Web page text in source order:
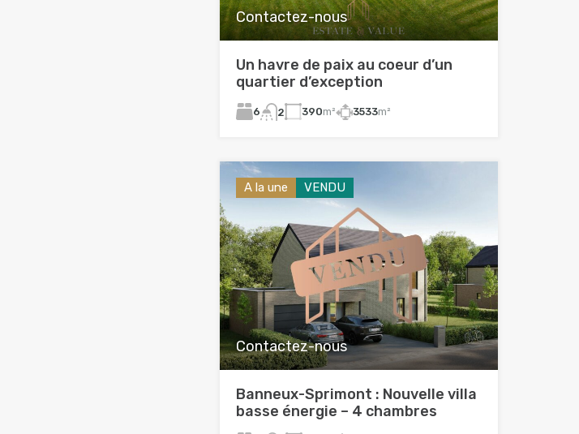
Contactez-nous
Un havre de paix au coeur d’un
quartier d’exception
6 2 390m² 3533m²
A la une VENDU
Contactez-nous
Banneux-Sprimont : Nouvelle villa
basse énergie – 4 chambres